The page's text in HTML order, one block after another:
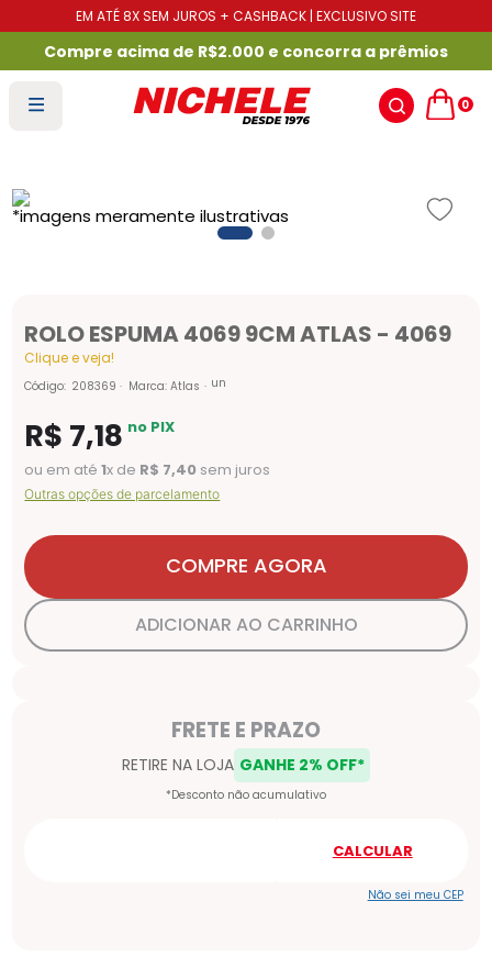
EM ATÉ 8X SEM JUROS + CASHBACK | EXCLUSIVO SITE
Compre acima de R$2.000 e concorra a prêmios
0
ROLO ESPUMA 4069 9CM ATLAS - 4069
Clique e veja!
Código: 208369 Marca:Atlas un
R$ 7,18 no PIX
ou em até1x de R$ 7,40 sem juros
Outras opções de parcelamento
COMPRE AGORA
ADICIONAR AO CARRINHO
Não sei meu CEP